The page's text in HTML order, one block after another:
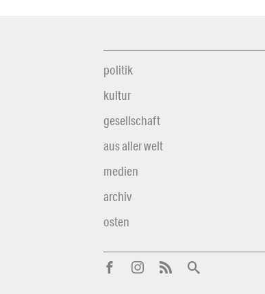
politik
kultur
gesellschaft
aus aller welt
medien
archiv
osten